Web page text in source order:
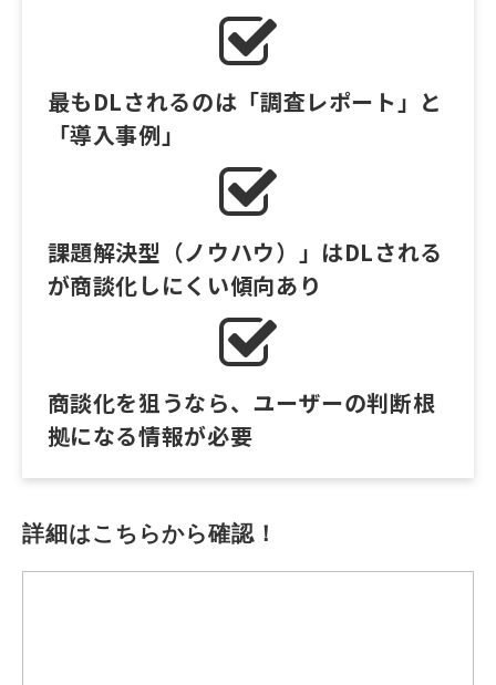
最もDLされるのは「調査レポート」と
「導入事例」
課題解決型（ノウハウ）」はDLされる
が商談化しにくい傾向あり
商談化を狙うなら、ユーザーの判断根
拠になる情報が必要
詳細はこちらから確認！